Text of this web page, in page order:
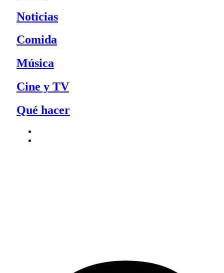
Noticias
Comida
Música
Cine y TV
Qué hacer